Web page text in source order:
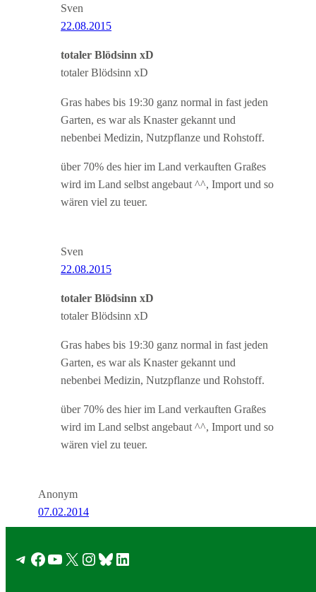
Sven
22.08.2015
totaler Blödsinn xD
totaler Blödsinn xD
Gras habes bis 19:30 ganz normal in fast jeden
Garten, es war als Knaster gekannt und
nebenbei Medizin, Nutzpflanze und Rohstoff.
über 70% des hier im Land verkauften Graßes
wird im Land selbst angebaut ^^, Import und so
wären viel zu teuer.
Sven
22.08.2015
totaler Blödsinn xD
totaler Blödsinn xD
Gras habes bis 19:30 ganz normal in fast jeden
Garten, es war als Knaster gekannt und
nebenbei Medizin, Nutzpflanze und Rohstoff.
über 70% des hier im Land verkauften Graßes
wird im Land selbst angebaut ^^, Import und so
wären viel zu teuer.
Anonym
07.02.2014
Chemiecocktail
Telegram
Facebook
YouTube
X Instagram
Bluesky
LinkedIn